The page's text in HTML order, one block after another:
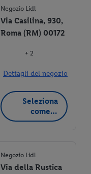
Negozio Lidl
Via Casilina, 930,
Roma (RM) 00172
+ 2
Dettagli del negozio
Seleziona
come
negozio
Negozio Lidl
Via della Rustica